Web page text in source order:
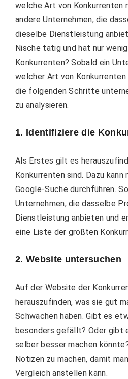
welche Art von Konkurrenten
andere Unternehmen, die
dieselbe Dienstleistung
Nische tätig und hat nur
Konkurrenten? Sobald ein
welcher Art von Konkurrenten
die folgenden Schritte
zu analysieren.
1. Identifiziere die
Als Erstes gilt es
Konkurrenten sind. Dazu kann
Google-Suche durchführen.
Unternehmen, die dasselbe
Dienstleistung anbieten und
eine Liste der größten
2. Website untersuchen
Auf der Website der
herauszufinden, was sie gut
Schwächen haben. Gibt es
besonders gefällt? Oder gibt
selber besser machen
Notizen zu machen, damit
Vergleich anstellen kann.